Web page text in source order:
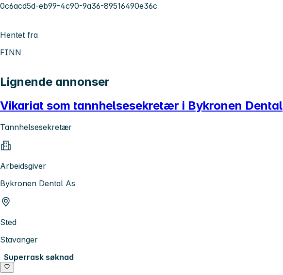
0c6acd5d-eb99-4c90-9a36-89516490e36c
Hentet fra
FINN
Lignende annonser
Vikariat som tannhelsesekretær i Bykronen Dental
Tannhelsesekretær
Arbeidsgiver
Bykronen Dental As
Sted
Stavanger
Superrask søknad